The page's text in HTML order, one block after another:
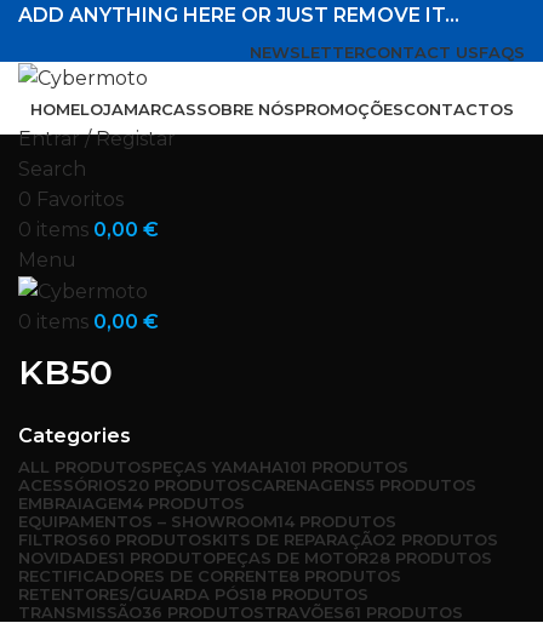
ADD ANYTHING HERE OR JUST REMOVE IT…
NEWSLETTERCONTACT USFAQS
HOMELOJAMARCASSOBRE NÓSPROMOÇÕESCONTACTOS
Entrar / Registar
Search
0 Favoritos
0 items 0,00 €
Menu
0 items 0,00 €
KB50
Categories
ALL PRODUTOSPEÇAS YAMAHA101 PRODUTOS
ACESSÓRIOS20 PRODUTOSCARENAGENS5 PRODUTOS
EMBRAIAGEM4 PRODUTOS
EQUIPAMENTOS – SHOWROOM14 PRODUTOS
FILTROS60 PRODUTOSKITS DE REPARAÇÃO2 PRODUTOS
NOVIDADES1 PRODUTOPEÇAS DE MOTOR28 PRODUTOS
RECTIFICADORES DE CORRENTE8 PRODUTOS
RETENTORES/GUARDA PÓS18 PRODUTOS
TRANSMISSÃO36 PRODUTOSTRAVÕES61 PRODUTOS